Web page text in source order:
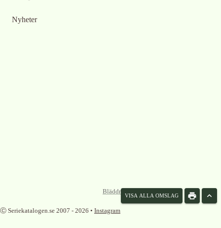
Nyheter
VISA ALLA OMSLAG
Bläddra omslag som lista
Ⓒ Seriekatalogen.se 2007 - 2026 • Instagram